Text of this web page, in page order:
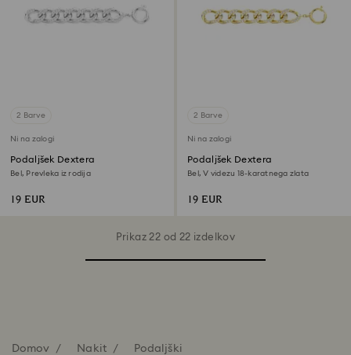
2 Barve
Ni na zalogi
Podaljšek Dextera
Bel, Prevleka iz rodija
19 EUR
2 Barve
Ni na zalogi
Podaljšek Dextera
Bel, V videzu 18-karatnega zlata
19 EUR
Prikaz 22 od 22 izdelkov
Domov Nakit Podaljški